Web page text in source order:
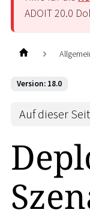
ADOIT20.0
Version: 18.0
Auf dieser